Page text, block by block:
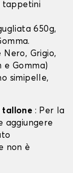
tappetini
650g,
Nero, Grigio,
e Gomma)
simipelle,
tallone : Per la
aggiungere
non è